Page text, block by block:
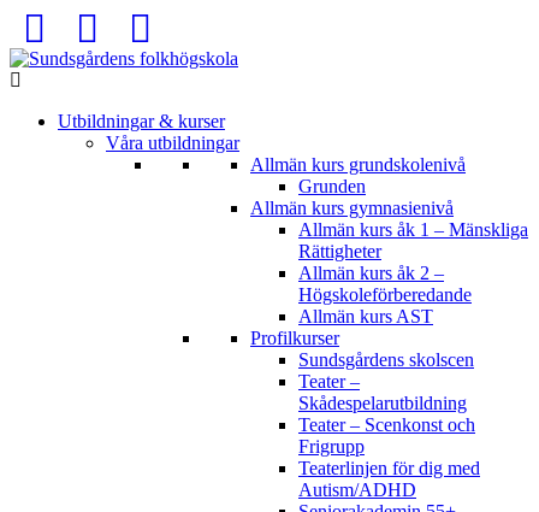
Utbildningar & kurser
Våra utbildningar
Allmän kurs grundskolenivå
Grunden
Allmän kurs gymnasienivå
Allmän kurs åk 1 – Mänskliga
Rättigheter
Allmän kurs åk 2 –
Högskoleförberedande
Allmän kurs AST
Profilkurser
Sundsgårdens skolscen
Teater –
Skådespelarutbildning
Teater – Scenkonst och
Frigrupp
Teaterlinjen för dig med
Autism/ADHD